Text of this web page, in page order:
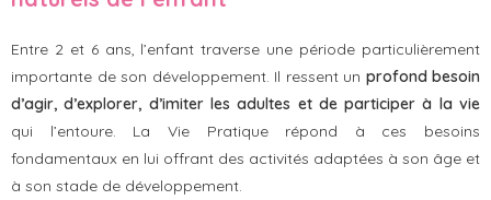
Entre 2 et 6 ans, l’enfant traverse une période particulièrement
importante de son développement. Il ressent un profond besoin
d’agir, d’explorer, d’imiter les adultes et de participer à la vie
qui l’entoure. La Vie Pratique répond à ces besoins
fondamentaux en lui offrant des activités adaptées à son âge et
à son stade de développement.